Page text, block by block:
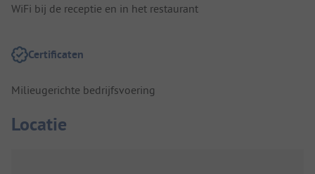
WiFi bij de receptie en in het restaurant
Certificaten
Milieugerichte bedrijfsvoering
Locatie